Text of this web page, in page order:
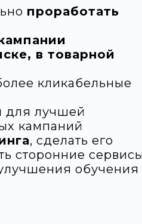
проработать
в товарной
кликабельные
для лучшей
кампаний
, сделать его
сторонние
обучения